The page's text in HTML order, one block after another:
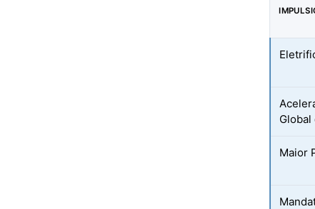
Global
Maior